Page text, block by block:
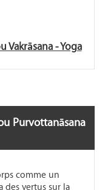
Vakrāsana - Yoga
Purvottanāsana
comme un
des vertus sur la